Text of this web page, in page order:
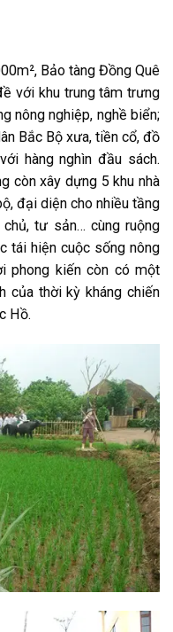
Bảo tàng Đồng Quê
với khu trung tâm trưng
nông nghiệp, nghề biển;
Bắc Bộ xưa, tiền cổ, đồ
hàng nghìn đầu sách.
còn xây dựng 5 khu nhà
đại diện cho nhiều tầng
tư sản… cùng ruộng
tái hiện cuộc sống nông
phong kiến còn có một
của thời kỳ kháng chiến
Hồ.